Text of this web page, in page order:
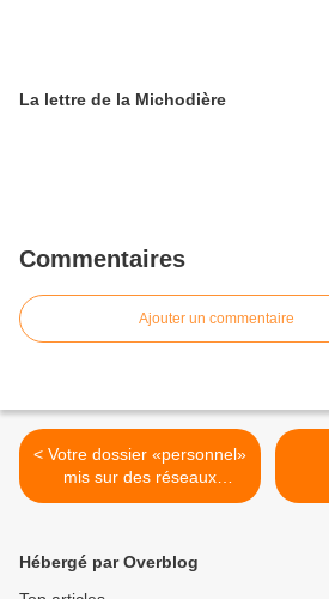
La lettre de la Michodière
Commentaires
Ajouter un commentaire
< Votre dossier «personnel»
mis sur des réseaux
informatiques
Hébergé par Overblog